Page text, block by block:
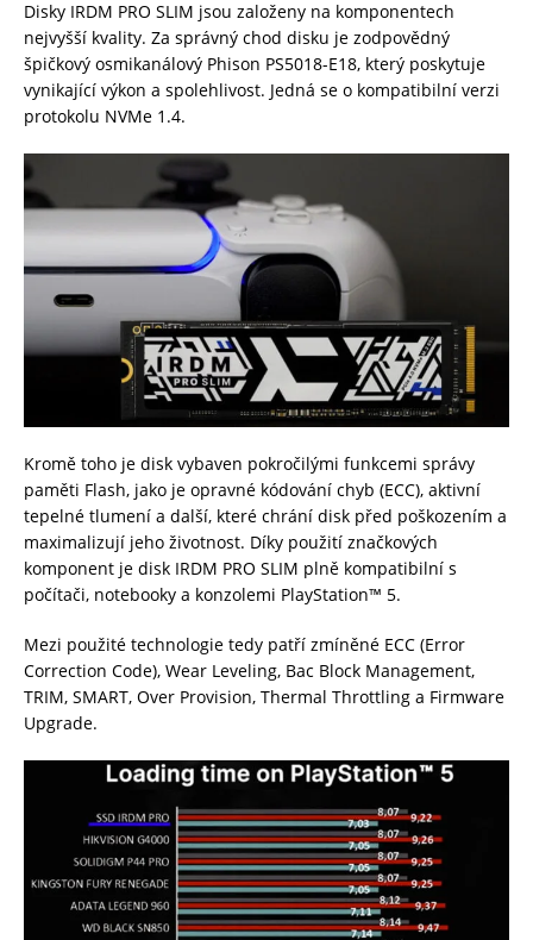
Disky IRDM PRO SLIM jsou založeny na komponentech
nejvyšší kvality. Za správný chod disku je zodpovědný
špičkový osmikanálový Phison PS5018-E18, který poskytuje
vynikající výkon a spolehlivost. Jedná se o kompatibilní verzi
protokolu NVMe 1.4.
Kromě toho je disk vybaven pokročilými funkcemi správy
paměti Flash, jako je opravné kódování chyb (ECC), aktivní
tepelné tlumení a další, které chrání disk před poškozením a
maximalizují jeho životnost. Díky použití značkových
komponent je disk IRDM PRO SLIM plně kompatibilní s
počítači, notebooky a konzolemi PlayStation™ 5.
Mezi použité technologie tedy patří zmíněné ECC (Error
Correction Code), Wear Leveling, Bac Block Management,
TRIM, SMART, Over Provision, Thermal Throttling a Firmware
Upgrade.